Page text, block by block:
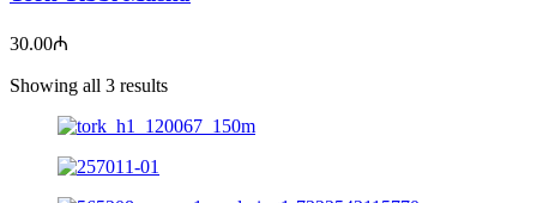
30.00₼
Showing all 3 results